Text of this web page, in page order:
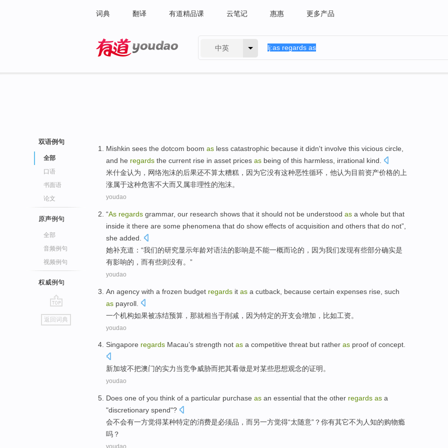
词典 翻译 有道精品课 云笔记 惠惠 更多产品
中英
双语例句
全部
口语
书面语
论文
原声例句
全部
音频例句
视频例句
权威例句
go
top
返回词典
Mishkin sees the dotcom boom as less catastrophic because it didn't involve this vicious circle
and he regards the current rise in asset prices as being of this harmless , irrational kind.
米什金认为 ， 网络泡沫的后果还不算太糟糕， 因为它没有这种恶性循环 ， 他认为目前资产价格的 上
涨属于这种危害不大而又属非理性的泡沫。
youdao
“As regards grammar, our research shows that it should not be understood as a whole but that
inside it there are some phenomena that do show effects of acquisition and others that do not”,
she added.
她补充道：“我们的研究显示年龄对语法的影响是不能一概而论的， 因为我们发现有些部分确实是
有影响的， 而有些则没有。”
youdao
An agency with a frozen budget regards it as a cutback because certain expenses rise such
as payroll
一个机构如果被冻结预算 ， 那就相当于削减， 因为特定的开支会增加 ， 比如工资。
youdao
Singapore regards Macau’s strength not as a competitive threat but rather as proof of concept.
新加坡不把澳门的实力当竞争威胁而把其看做是对某些思想观念的证明。
youdao
Does one of you think of a particular purchase as an essential that the other regards as a
"discretionary spend"?
会不会有一方觉得某种特定的消费是必须品， 而另一方觉得“太随意”？你有其它不为人知的购物瘾
吗？
youdao